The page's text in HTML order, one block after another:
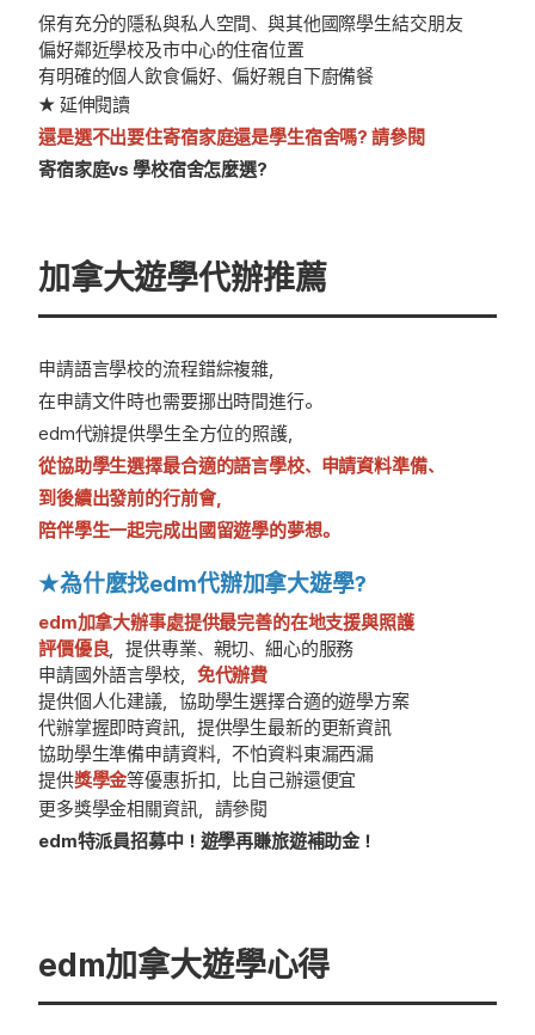
保有充分的隱私與私人空間、與其他國際學生結交朋友
偏好鄰近學校及市中心的住宿位置
有明確的個人飲食偏好、偏好親自下廚備餐
★ 延伸閱讀
還是選不出要住寄宿家庭還是學生宿舍嗎? 請參閱
寄宿家庭vs 學校宿舍怎麼選?
加拿大遊學代辦推薦
申請語言學校的流程錯綜複雜，
在申請文件時也需要挪出時間進行。
edm代辦提供學生全方位的照護，
從協助學生選擇最合適的語言學校、申請資料準備、
到後續出發前的行前會，
陪伴學生一起完成出國留遊學的夢想。
★為什麼找edm代辦加拿大遊學?
edm加拿大辦事處提供最完善的在地支援與照護
評價優良 ，提供專業、親切、細心的服務
申請國外語言學校， 免代辦費
提供個人化建議，協助學生選擇合適的遊學方案
代辦掌握即時資訊，提供學生最新的更新資訊
協助學生準備申請資料，不怕資料東漏西漏
提供獎學金等優惠折扣，比自己辦還便宜
更多獎學金相關資訊，請參閱
edm特派員招募中！遊學再賺旅遊補助金！
edm加拿大遊學心得